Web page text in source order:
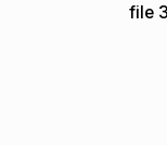
file